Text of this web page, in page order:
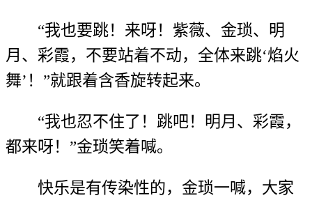
“我也要跳！来呀！紫薇、金琐、明
月、彩霞，不要站着不动，全体来跳‘焰火
舞’！”就跟着含香旋转起来。
“我也忍不住了！跳吧！明月、彩霞，
都来呀！”金琐笑着喊。
快乐是有传染性的，金琐一喊，大家